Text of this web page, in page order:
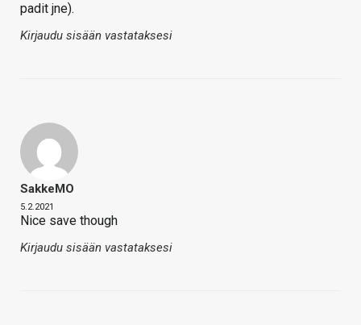
padit jne).
Kirjaudu sisään vastataksesi
SakkeMO
5.2.2021
Nice save though
Kirjaudu sisään vastataksesi